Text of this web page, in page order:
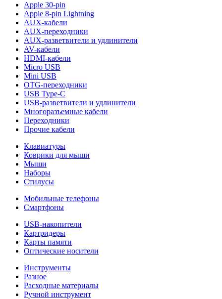
Apple 30-pin
Apple 8-pin Lightning
AUX-кабели
AUX-переходники
AUX-разветвители и удлинители
AV-кабели
HDMI-кабели
Micro USB
Mini USB
OTG-переходники
USB Type-C
USB-разветвители и удлинители
Многоразъемные кабели
Переходники
Прочие кабели
Клавиатуры
Коврики для мыши
Мыши
Наборы
Стилусы
Мобильные телефоны
Смартфоны
USB-накопители
Картридеры
Карты памяти
Оптические носители
Инструменты
Разное
Расходные материалы
Ручной инструмент